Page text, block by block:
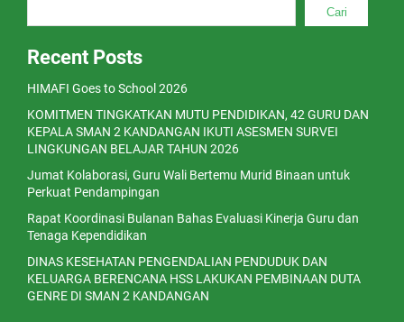
Cari
Recent Posts
HIMAFI Goes to School 2026
KOMITMEN TINGKATKAN MUTU PENDIDIKAN, 42 GURU DAN
KEPALA SMAN 2 KANDANGAN IKUTI ASESMEN SURVEI
LINGKUNGAN BELAJAR TAHUN 2026
Jumat Kolaborasi, Guru Wali Bertemu Murid Binaan untuk
Perkuat Pendampingan
Rapat Koordinasi Bulanan Bahas Evaluasi Kinerja Guru dan
Tenaga Kependidikan
DINAS KESEHATAN PENGENDALIAN PENDUDUK DAN
KELUARGA BERENCANA HSS LAKUKAN PEMBINAAN DUTA
GENRE DI SMAN 2 KANDANGAN